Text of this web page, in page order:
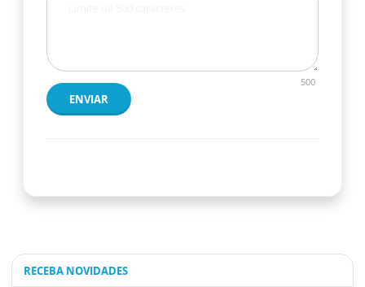
500
ENVIAR
RECEBA NOVIDADES